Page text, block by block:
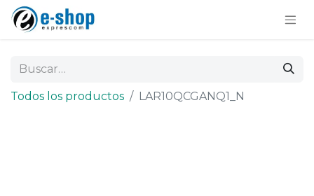
Todos los productos LAR10QCGANQ1_N